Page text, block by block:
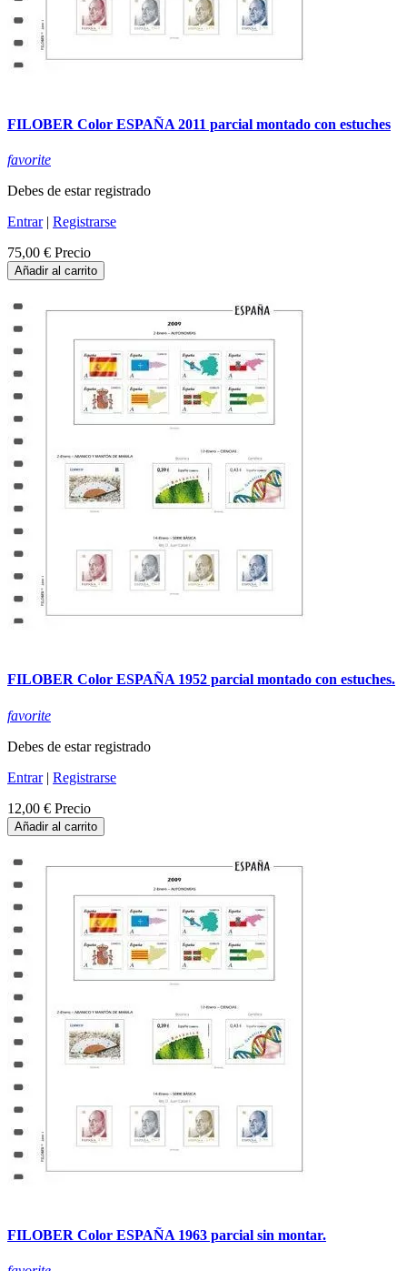
FILOBER Color ESPAÑA 2011 parcial montado con estuches
favorite
Debes de estar registrado
Entrar| Registrarse
75,00 € Precio
Añadir al carrito
FILOBER Color ESPAÑA 1952 parcial montado con estuches.
favorite
Debes de estar registrado
Entrar| Registrarse
12,00 € Precio
Añadir al carrito
FILOBER Color ESPAÑA 1963 parcial sin montar.